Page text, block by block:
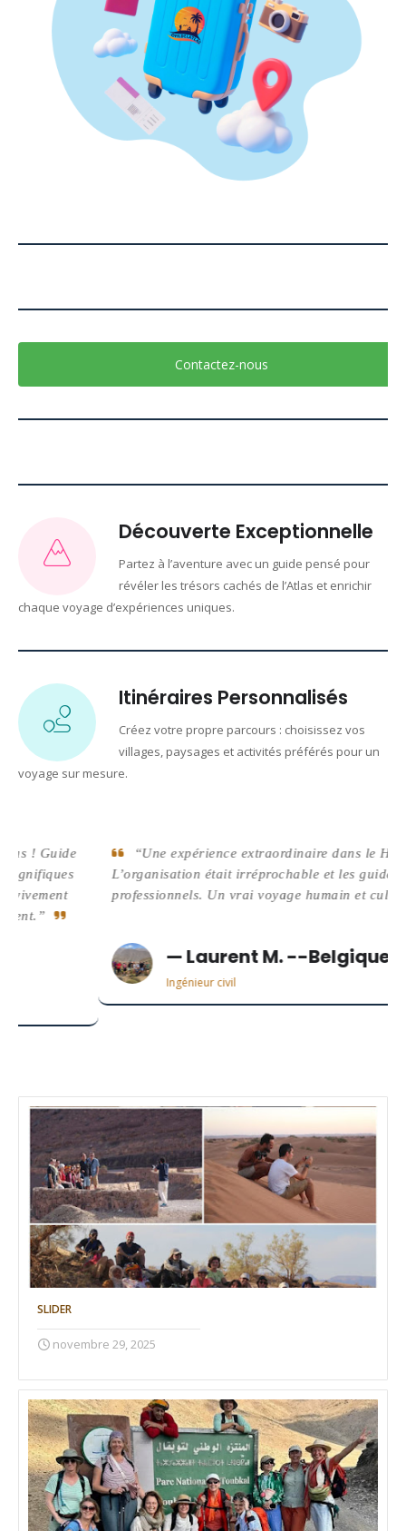
Contactez-nous
Découverte Exceptionnelle
Partez à l’aventure avec un guide pensé pour
révéler les trésors cachés de l’Atlas et enrichir
chaque voyage d’expériences uniques.
Itinéraires Personnalisés
Créez votre propre parcours : choisissez vos
villages, paysages et activités préférés pour un
voyage sur mesure.
“Une expérience extraordinaire dans le Haut Atlas.
L’organisation était irréprochable et les guides très
professionnels. Un vrai voyage humain et culturel.”
— Laurent M. --Belgique
Ingénieur civil
SLIDER
novembre 29, 2025